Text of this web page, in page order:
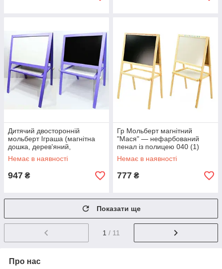
Дитячий двосторонній
мольберт Іграша (магнітна
дошка, дерев'яний,
підлоговий) 08769
Фіолетовий
Немає в наявності
947 ₴
Гр Мольберт магнітний
"Мася" — нефарбований
пенал із полицею 040 (1)
матеріал/сосна.
Немає в наявності
777 ₴
Показати ще
1 / 11
Про нас